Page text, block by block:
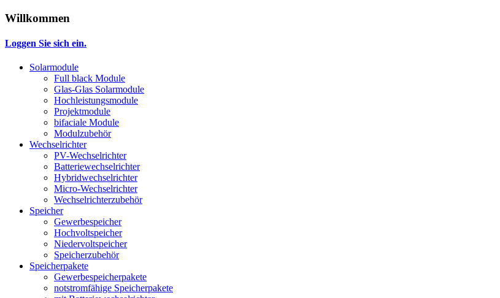
Willkommen
Loggen Sie sich ein.
Solarmodule
Full black Module
Glas-Glas Solarmodule
Hochleistungsmodule
Projektmodule
bifaciale Module
Modulzubehör
Wechselrichter
PV-Wechselrichter
Batteriewechselrichter
Hybridwechselrichter
Micro-Wechselrichter
Wechselrichterzubehör
Speicher
Gewerbespeicher
Hochvoltspeicher
Niedervoltspeicher
Speicherzubehör
Speicherpakete
Gewerbespeicherpakete
notstromfähige Speicherpakete